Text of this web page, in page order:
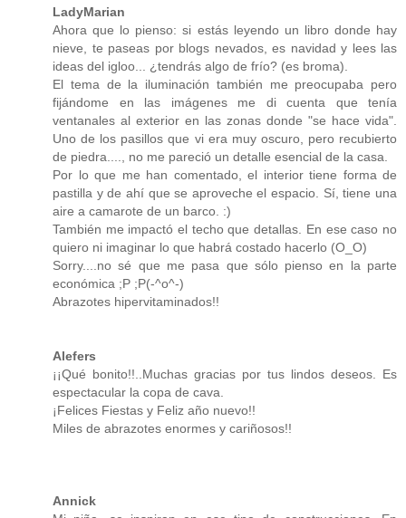
LadyMarian
Ahora que lo pienso: si estás leyendo un libro donde hay
nieve, te paseas por blogs nevados, es navidad y lees las
ideas del igloo... ¿tendrás algo de frío? (es broma).
El tema de la iluminación también me preocupaba pero
fijándome en las imágenes me di cuenta que tenía
ventanales al exterior en las zonas donde "se hace vida".
Uno de los pasillos que vi era muy oscuro, pero recubierto
de piedra...., no me pareció un detalle esencial de la casa.
Por lo que me han comentado, el interior tiene forma de
pastilla y de ahí que se aproveche el espacio. Sí, tiene una
aire a camarote de un barco. :)
También me impactó el techo que detallas. En ese caso no
quiero ni imaginar lo que habrá costado hacerlo (O_O)
Sorry....no sé que me pasa que sólo pienso en la parte
económica ;P ;P(-^o^-)
Abrazotes hipervitaminados!!
Alefers
¡¡Qué bonito!!..Muchas gracias por tus lindos deseos. Es
espectacular la copa de cava.
¡Felices Fiestas y Feliz año nuevo!!
Miles de abrazotes enormes y cariñosos!!
Annick